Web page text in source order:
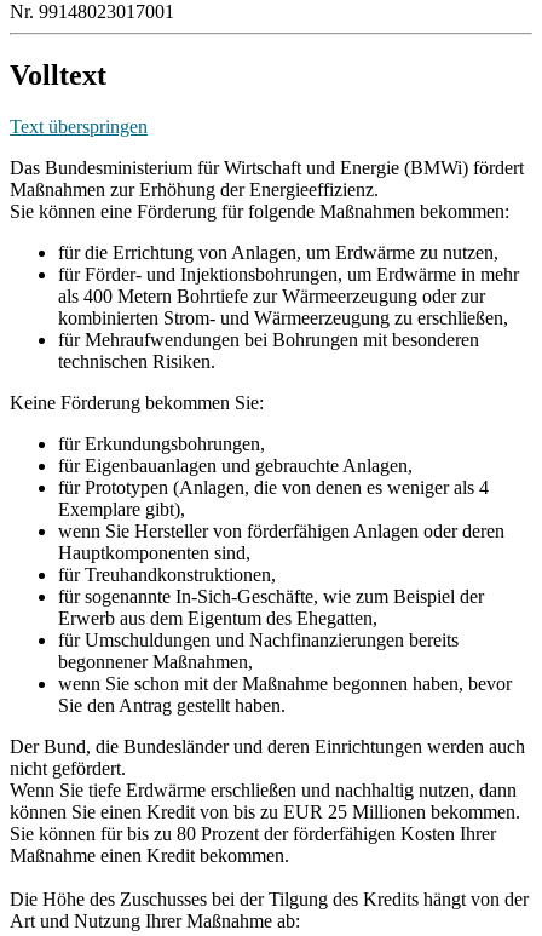
Nr. 99148023017001
Volltext
Text überspringen
Das Bundesministerium für Wirtschaft und Energie (BMWi) fördert
Maßnahmen zur Erhöhung der Energieeffizienz.
Sie können eine Förderung für folgende Maßnahmen bekommen:
für die Errichtung von Anlagen, um Erdwärme zu nutzen,
für Förder- und Injektionsbohrungen, um Erdwärme in mehr
als 400 Metern Bohrtiefe zur Wärmeerzeugung oder zur
kombinierten Strom- und Wärmeerzeugung zu erschließen,
für Mehraufwendungen bei Bohrungen mit besonderen
technischen Risiken.
Keine Förderung bekommen Sie:
für Erkundungsbohrungen,
für Eigenbauanlagen und gebrauchte Anlagen,
für Prototypen (Anlagen, die von denen es weniger als 4
Exemplare gibt),
wenn Sie Hersteller von förderfähigen Anlagen oder deren
Hauptkomponenten sind,
für Treuhandkonstruktionen,
für sogenannte In-Sich-Geschäfte, wie zum Beispiel der
Erwerb aus dem Eigentum des Ehegatten,
für Umschuldungen und Nachfinanzierungen bereits
begonnener Maßnahmen,
wenn Sie schon mit der Maßnahme begonnen haben, bevor
Sie den Antrag gestellt haben.
Der Bund, die Bundesländer und deren Einrichtungen werden auch
nicht gefördert.
Wenn Sie tiefe Erdwärme erschließen und nachhaltig nutzen, dann
können Sie einen Kredit von bis zu EUR 25 Millionen bekommen.
Sie können für bis zu 80 Prozent der förderfähigen Kosten Ihrer
Maßnahme einen Kredit bekommen.
Die Höhe des Zuschusses bei der Tilgung des Kredits hängt von der
Art und Nutzung Ihrer Maßnahme ab: